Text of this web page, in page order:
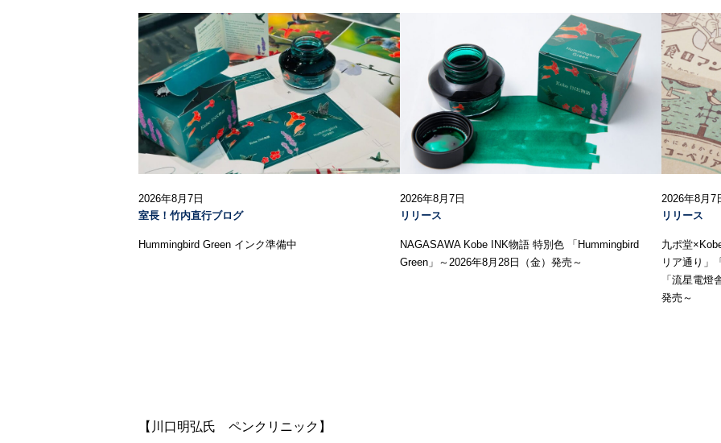
2026年8月7日
室長！竹内直行ブログ
Hummingbird Green インク準備中
2026年8月7日
リリース
NAGASAWA Kobe INK物語 特別色 「Hummingbird
Green」～2026年8月28日（金）発売～
2026年8月7
リリース
九ポ堂
リア通り」
「流星電
発売～
【川口明弘氏 ペンクリニック】